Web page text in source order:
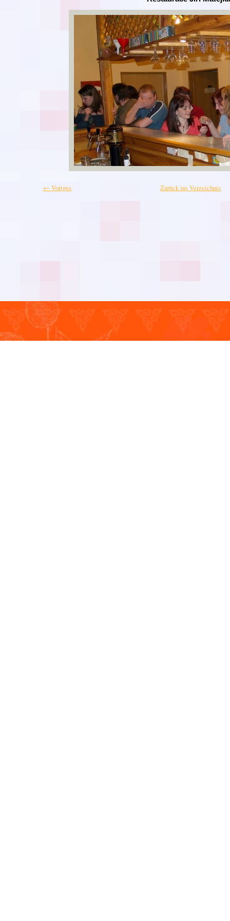
← Voriges Zurück ins Verzeichnis